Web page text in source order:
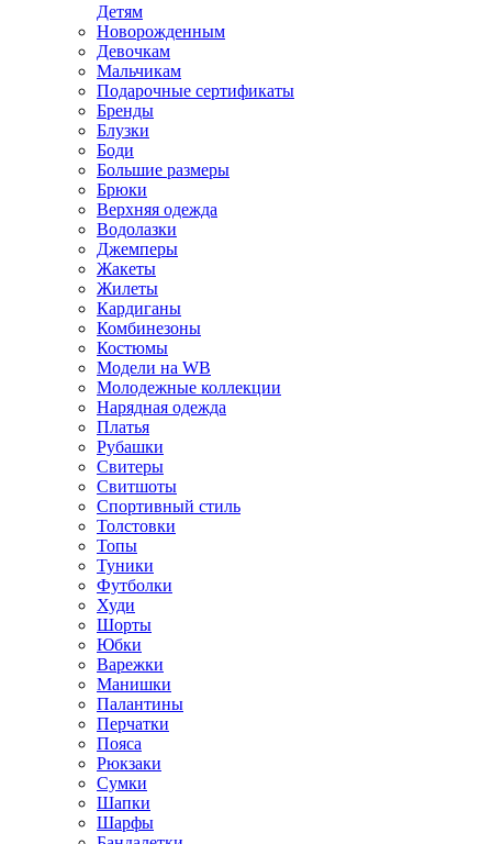
Детям
Новорожденным
Девочкам
Мальчикам
Подарочные сертификаты
Бренды
Блузки
Боди
Большие размеры
Брюки
Верхняя одежда
Водолазки
Джемперы
Жакеты
Жилеты
Кардиганы
Комбинезоны
Костюмы
Модели на WB
Молодежные коллекции
Нарядная одежда
Платья
Рубашки
Свитеры
Свитшоты
Спортивный стиль
Толстовки
Топы
Туники
Футболки
Худи
Шорты
Юбки
Варежки
Манишки
Палантины
Перчатки
Пояса
Рюкзаки
Сумки
Шапки
Шарфы